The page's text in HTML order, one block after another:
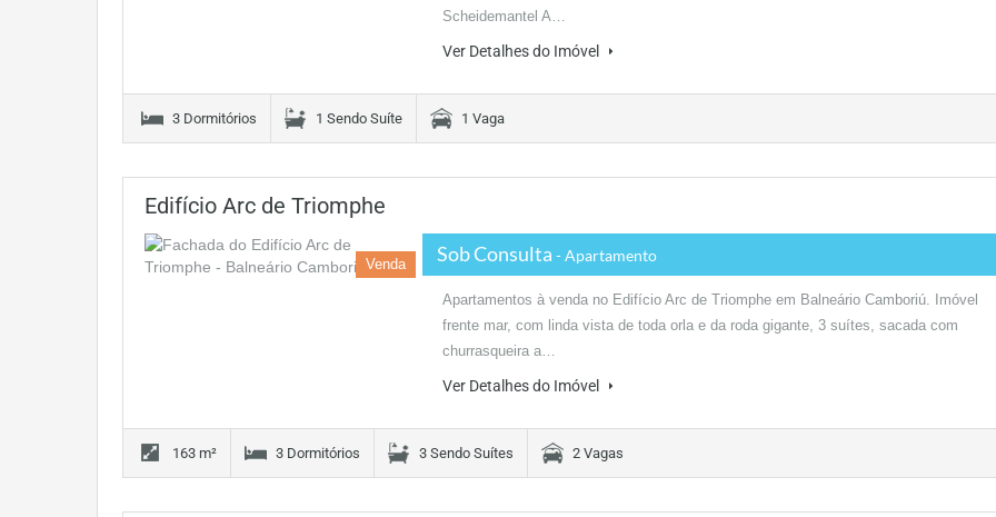
Scheidemantel A…
Ver Detalhes do Imóvel
3 Dormitórios 1 Sendo Suíte 1 Vaga
Edifício Arc de Triomphe
Venda Sob Consulta - Apartamento
Apartamentos à venda no Edifício Arc de Triomphe em Balneário Camboriú. Imóvel
frente mar, com linda vista de toda orla e da roda gigante, 3 suítes, sacada com
churrasqueira a…
Ver Detalhes do Imóvel
163 m² 3 Dormitórios 3 Sendo Suítes 2 Vagas